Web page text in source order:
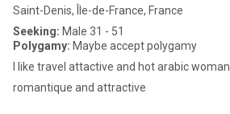
Saint-Denis, Île-de-France, France
Seeking: Male 31 - 51
Polygamy: Maybe accept polygamy
l like travel attactive and hot arabic woman
romantique and attractive